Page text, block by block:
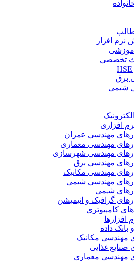
نرم افزار
تخصصی
برق
شیمی
افزاری
مهندسی عمران
مهندسی معماری
مهندسی شهرسازی
مهندسی برق
مهندسی مکانیک
مهندسی شیمی
شیمی
گرافیک و انیمیشن
کامپیوتری
افزارها
داده
مهندسی مکانیک
صنایع غذایی
مهندسی معماری